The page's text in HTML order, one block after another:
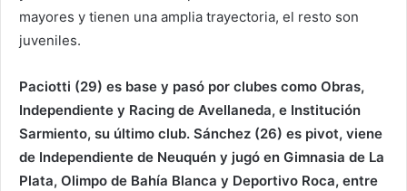
mayores y tienen una amplia trayectoria, el resto son
juveniles.
Paciotti (29) es base y pasó por clubes como Obras,
Independiente y Racing de Avellaneda, e Institución
Sarmiento, su último club. Sánchez (26) es pivot, viene
de Independiente de Neuquén y jugó en Gimnasia de La
Plata, Olimpo de Bahía Blanca y Deportivo Roca, entre